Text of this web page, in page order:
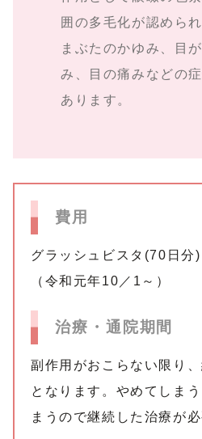
囲の多毛化が認めら
まぶたのかゆみ、目
み、目の痛みなどの
あります。
費用
グラッシュビスタ(70日
（令和元年10／1～）
治療・通院期間
副作用がおこらない限り
となります。 やめてしま
まうので継続した治療が